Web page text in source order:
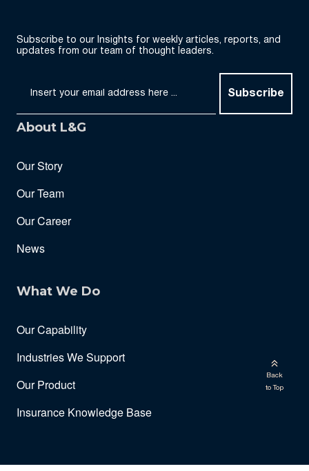
Subscribe to our Insights for weekly articles, reports, and
updates from our team of thought leaders.
Subscribe
About L&G
Our Story
Our Team
Our Career
News
What We Do
Our Capability
Industries We Support
Our Product
Insurance Knowledge Base
Back
to Top